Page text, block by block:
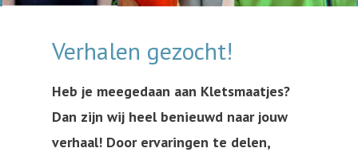
Verhalen gezocht!
Heb je meegedaan aan Kletsmaatjes?
Dan zijn wij heel benieuwd naar jouw
verhaal! Door ervaringen te delen,